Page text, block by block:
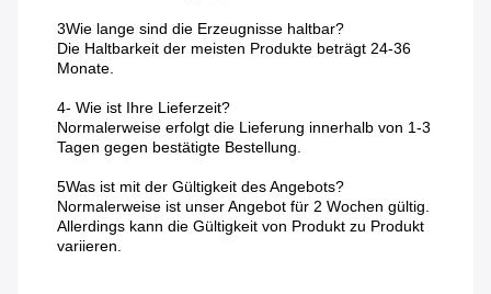
3Wie lange sind die Erzeugnisse haltbar?
Die Haltbarkeit der meisten Produkte beträgt 24-36
Monate.
4- Wie ist Ihre Lieferzeit?
Normalerweise erfolgt die Lieferung innerhalb von 1-3
Tagen gegen bestätigte Bestellung.
5Was ist mit der Gültigkeit des Angebots?
Normalerweise ist unser Angebot für 2 Wochen gültig.
Allerdings kann die Gültigkeit von Produkt zu Produkt
variieren.